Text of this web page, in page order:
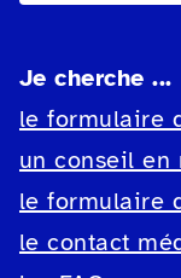
Je cherche ...
le formulaire
un conseil en
le formulaire
le contact